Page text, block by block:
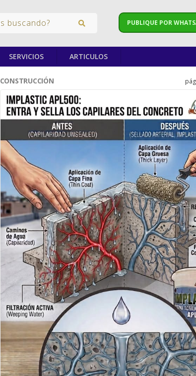
PUBLIQUE POR
SERVICIOS ARTICULOS
CONSTRUCCIÓN